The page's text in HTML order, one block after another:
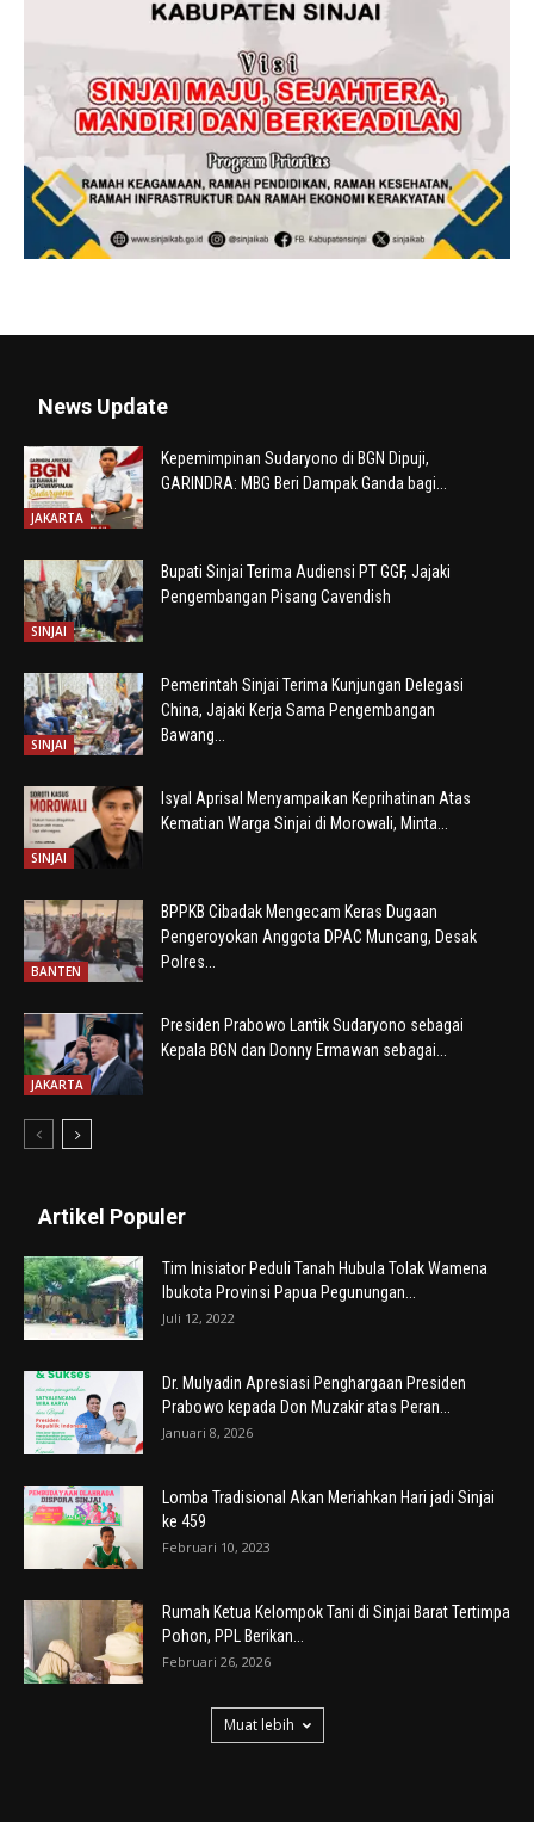
News Update
JAKARTA
Kepemimpinan Sudaryono di BGN Dipuji,
GARINDRA: MBG Beri Dampak Ganda bagi...
SINJAI
Bupati Sinjai Terima Audiensi PT GGF, Jajaki
Pengembangan Pisang Cavendish
SINJAI
Pemerintah Sinjai Terima Kunjungan Delegasi
China, Jajaki Kerja Sama Pengembangan
Bawang...
SINJAI
Isyal Aprisal Menyampaikan Keprihatinan Atas
Kematian Warga Sinjai di Morowali, Minta...
BANTEN
BPPKB Cibadak Mengecam Keras Dugaan
Pengeroyokan Anggota DPAC Muncang, Desak
Polres...
JAKARTA
Presiden Prabowo Lantik Sudaryono sebagai
Kepala BGN dan Donny Ermawan sebagai...
Artikel Populer
Tim Inisiator Peduli Tanah Hubula Tolak Wamena
Ibukota Provinsi Papua Pegunungan...
Juli 12, 2022
Dr. Mulyadin Apresiasi Penghargaan Presiden
Prabowo kepada Don Muzakir atas Peran...
Januari 8, 2026
Lomba Tradisional Akan Meriahkan Hari jadi Sinjai
ke 459
Februari 10, 2023
Rumah Ketua Kelompok Tani di Sinjai Barat Tertimpa
Pohon, PPL Berikan...
Februari 26, 2026
Muat lebih